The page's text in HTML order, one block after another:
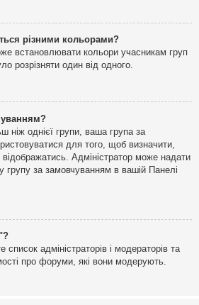
різними кольорами?
встановлювати кольори учасникам груп
розрізняти один від одного.
ніж однієї групи, ваша група за
для того, щоб визначити,
Адміністратор може надати
групу за замовчуванням в вашій Панелі
список адміністраторів і модераторів та
про форуми, які вони модерують.